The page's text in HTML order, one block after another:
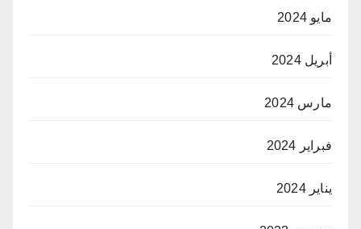
مايو 2024
أبريل 2024
مارس 2024
فبراير 2024
يناير 2024